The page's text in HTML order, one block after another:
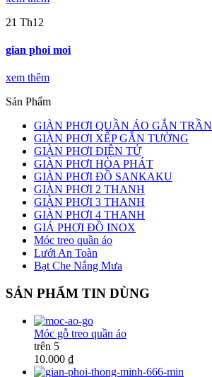
21 Th12
gian phoi moi
xem thêm
Sản Phẩm
GIÀN PHƠI QUẦN ÁO GẮN TRẦN
GIÀN PHƠI XẾP GẮN TƯỜNG
GIÀN PHƠI ĐIỆN TỬ
GIÀN PHƠI HÒA PHÁT
GIÀN PHƠI ĐỒ SANKAKU
GIÀN PHƠI 2 THANH
GIÀN PHƠI 3 THANH
GIÀN PHƠI 4 THANH
GIÁ PHƠI ĐỒ INOX
Móc treo quần áo
Lưới An Toàn
Bạt Che Nắng Mưa
SẢN PHẨM TIN DÙNG
Móc gỗ treo quần áo
trên 5
10.000 ₫